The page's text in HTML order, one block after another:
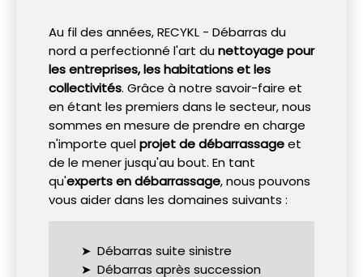
Au fil des années, RECYKL - Débarras du
nord a perfectionné l'art dunettoyage pour
les entreprises, les habitations et les
collectivités. Grâce à notre savoir-faire et
en étant les premiers dans le secteur, nous
sommes en mesure de prendre en charge
n'importe quelprojet de débarrassageet
de le mener jusqu'au bout. En tant
qu'experts en débarrassage, nous pouvons
vous aider dans les domaines suivants :
Débarras suite sinistre
Débarras après succession